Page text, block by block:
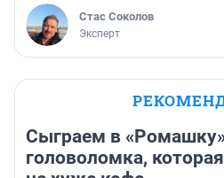
Стас Соколов
Эксперт
Сыграем в
головоломка,